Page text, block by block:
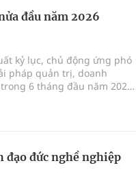
đầu năm 2026
kỷ lục, chủ động ứng phó
pháp quản trị, doanh
6 tháng đầu năm 2026,
đức nghề nghiệp